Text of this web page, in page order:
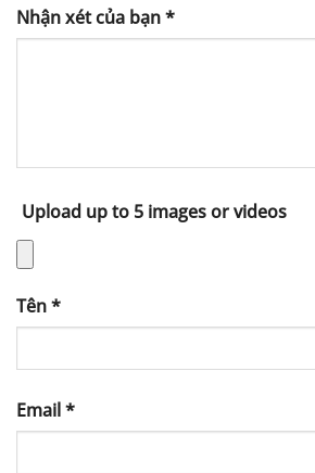
Nhận xét của bạn*
Upload up to 5 images or videos
Tên*
Email*